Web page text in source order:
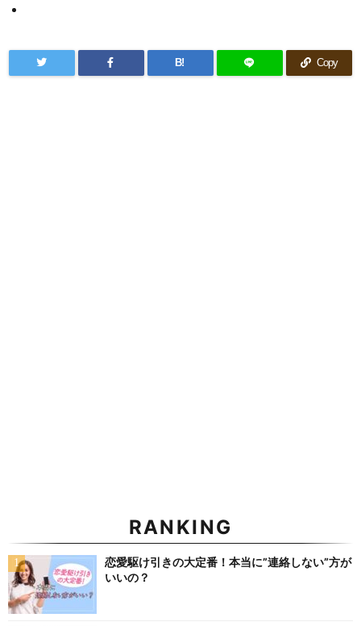
B! Copy
RANKING
恋愛駆け引きの大定番！本当に”連絡しない”方が
いいの？